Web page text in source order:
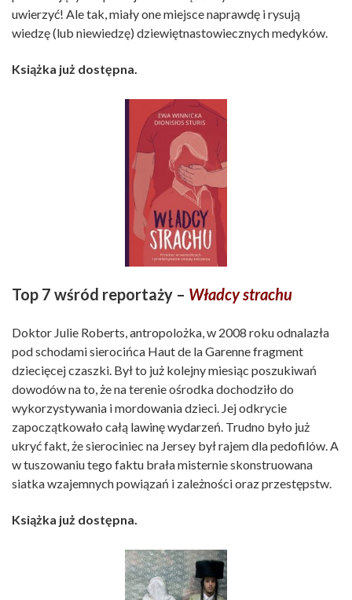
uwierzyć! Ale tak, miały one miejsce naprawdę i rysują
wiedzę (lub niewiedzę) dziewiętnastowiecznych medyków.
Książka już dostępna.
Top 7 wśród reportaży – Władcy strachu
Doktor Julie Roberts, antropolożka, w 2008 roku odnalazła
pod schodami sierocińca Haut de la Garenne fragment
dziecięcej czaszki. Był to już kolejny miesiąc poszukiwań
dowodów na to, że na terenie ośrodka dochodziło do
wykorzystywania i mordowania dzieci. Jej odkrycie
zapoczątkowało całą lawinę wydarzeń. Trudno było już
ukryć fakt, że sierociniec na Jersey był rajem dla pedofilów. A
w tuszowaniu tego faktu brała misternie skonstruowana
siatka wzajemnych powiązań i zależności oraz przestępstw.
Książka już dostępna.